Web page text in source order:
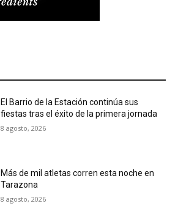
El Barrio de la Estación continúa sus
fiestas tras el éxito de la primera jornada
8 agosto, 2026
Más de mil atletas corren esta noche en
Tarazona
8 agosto, 2026